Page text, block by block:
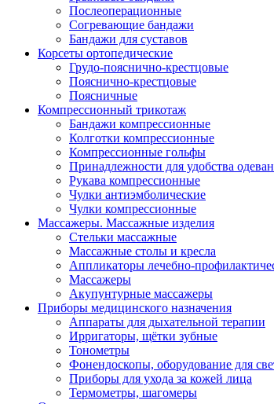
Послеоперационные
Согревающие бандажи
Бандажи для суставов
Корсеты ортопедические
Грудо-пояснично-крестцовые
Пояснично-крестцовые
Поясничные
Компрессионный трикотаж
Бандажи компрессионные
Колготки компрессионные
Компрессионные гольфы
Принадлежности для удобства
Рукава компрессионные
Чулки антиэмболические
Чулки компрессионные
Массажеры. Массажные изделия
Стельки массажные
Массажные столы и кресла
Аппликаторы лечебно-
Массажеры
Акупунтурные массажеры
Приборы медицинского назначения
Аппараты для дыхательной терапии
Ирригаторы, щётки зубные
Тонометры
Фонендоскопы, оборудование для
Приборы для ухода за кожей лица
Термометры, шагомеры